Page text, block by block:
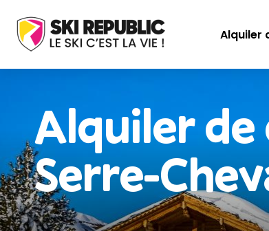
Alquiler
Alquiler de
Serre-